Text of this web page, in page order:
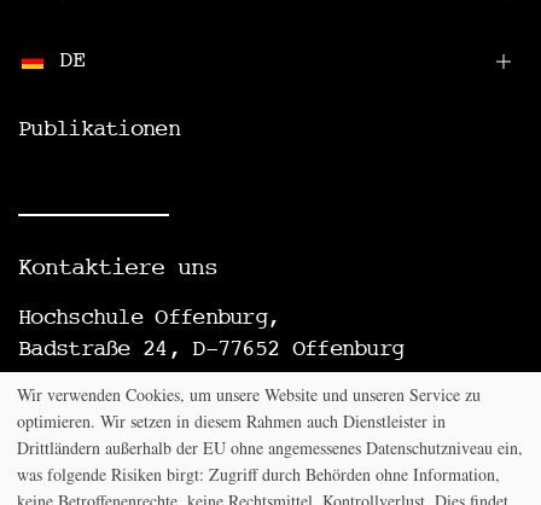
DE
Publikationen
Kontaktiere uns
Hochschule Offenburg,
Badstraße 24, D-77652 Offenburg
E:
niklas.hartmann@hs-offenburg.de
Wir verwenden Cookies, um unsere Website und unseren Service zu
optimieren. Wir setzen in diesem Rahmen auch Dienstleister in
Drittländern außerhalb der EU ohne angemessenes Datenschutzniveau ein,
was folgende Risiken birgt: Zugriff durch Behörden ohne Information,